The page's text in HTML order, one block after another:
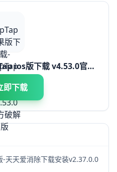
ios版下载 v4.53.0官方
即下载
-天天爱消除下载安装v2.37.0.0